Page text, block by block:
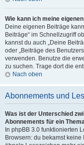
Wie kann ich meine
Deine eigenen Beiträge
Beiträge“ im Schnellzugriff
kannst du auch „Deine
oder „Beiträge des
verwenden. Benutze die
zu suchen. Trage dort die
Nach oben
Abonnements und
Was ist der Unterschied
Abonnements für ein
In phpBB 3.0 funktionierten
Browsern: du bekamst